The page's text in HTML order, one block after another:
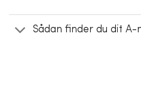
Sådan finder du dit A-